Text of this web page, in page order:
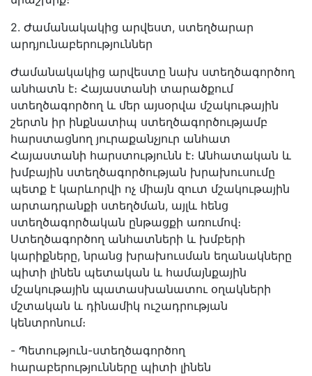
2. Ժամանակակից արվեստ, ստեղծարար
արդյունաբերություններ
Ժամանակակից արվեստը նախ ստեղծագործող
անհատն է։ Հայաստանի տարածքում
ստեղծագործող և մեր այսօրվա մշակութային
շերտն իր ինքնատիպ ստեղծագործությամբ
հարստացնող յուրաքանչյուր անհատ
Հայաստանի հարստությունն է։ Անհատական և
խմբային ստեղծագործության խրախուսումը
պետք է կարևորվի ոչ միայն զուտ մշակութային
արտադրանքի ստեղծման, այլև հենց
ստեղծագործական ընթացքի առումով։
Ստեղծագործող անհատների և խմբերի
կարիքները, նրանց խրախուսման եղանակները
պիտի լինեն պետական և համայնքային
մշակութային պատասխանատու օղակների
մշտական և դինամիկ ուշադրության
կենտրոնում։
- Պետություն-ստեղծագործող
հարաբերությունները պիտի լինեն